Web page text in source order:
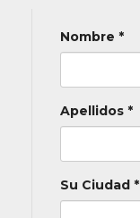
Nombre *
Apellidos *
Su Ciudad *